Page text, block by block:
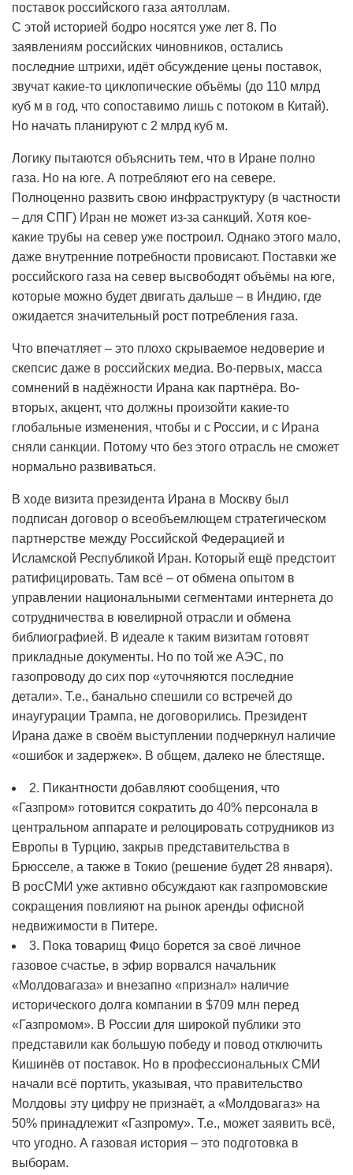
поставок российского газа аятоллам.
С этой историей бодро носятся уже лет 8. По
заявлениям российских чиновников, остались
последние штрихи, идёт обсуждение цены поставок,
звучат какие-то циклопические объёмы (до 110 млрд
куб м в год, что сопоставимо лишь с потоком в Китай).
Но начать планируют с 2 млрд куб м.
Логику пытаются объяснить тем, что в Иране полно
газа. Но на юге. А потребляют его на севере.
Полноценно развить свою инфраструктуру (в частности
– для СПГ) Иран не может из-за санкций. Хотя кое-
какие трубы на север уже построил. Однако этого мало,
даже внутренние потребности провисают. Поставки же
российского газа на север высвободят объёмы на юге,
которые можно будет двигать дальше – в Индию, где
ожидается значительный рост потребления газа.
Что впечатляет – это плохо скрываемое недоверие и
скепсис даже в российских медиа. Во-первых, масса
сомнений в надёжности Ирана как партнёра. Во-
вторых, акцент, что должны произойти какие-то
глобальные изменения, чтобы и с России, и с Ирана
сняли санкции. Потому что без этого отрасль не сможет
нормально развиваться.
В ходе визита президента Ирана в Москву был
подписан договор о всеобъемлющем стратегическом
партнерстве между Российской Федерацией и
Исламской Республикой Иран. Который ещё предстоит
ратифицировать. Там всё – от обмена опытом в
управлении национальными сегментами интернета до
сотрудничества в ювелирной отрасли и обмена
библиографией. В идеале к таким визитам готовят
прикладные документы. Но по той же АЭС, по
газопроводу до сих пор «уточняются последние
детали». Т.е., банально спешили со встречей до
инаугурации Трампа, не договорились. Президент
Ирана даже в своём выступлении подчеркнул наличие
«ошибок и задержек». В общем, далеко не блестяще.
2. Пикантности добавляют сообщения, что
«Газпром» готовится сократить до 40% персонала в
центральном аппарате и релоцировать сотрудников из
Европы в Турцию, закрыв представительства в
Брюсселе, а также в Токио (решение будет 28 января).
В росСМИ уже активно обсуждают как газпромовские
сокращения повлияют на рынок аренды офисной
недвижимости в Питере.
3. Пока товарищ Фицо борется за своё личное
газовое счастье, в эфир ворвался начальник
«Молдовагаза» и внезапно «признал» наличие
исторического долга компании в $709 млн перед
«Газпромом». В России для широкой публики это
представили как большую победу и повод отключить
Кишинёв от поставок. Но в профессиональных СМИ
начали всё портить, указывая, что правительство
Молдовы эту цифру не признаёт, а «Молдовагаз» на
50% принадлежит «Газпрому». Т.е., может заявить всё,
что угодно. А газовая история – это подготовка в
выборам.